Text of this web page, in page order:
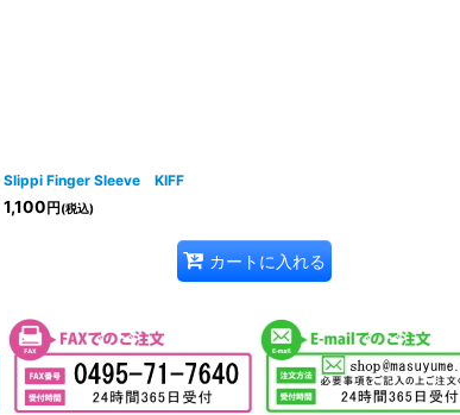
Slippi Finger Sleeve KIFF
1,100 円 (税込)
カートに入れる